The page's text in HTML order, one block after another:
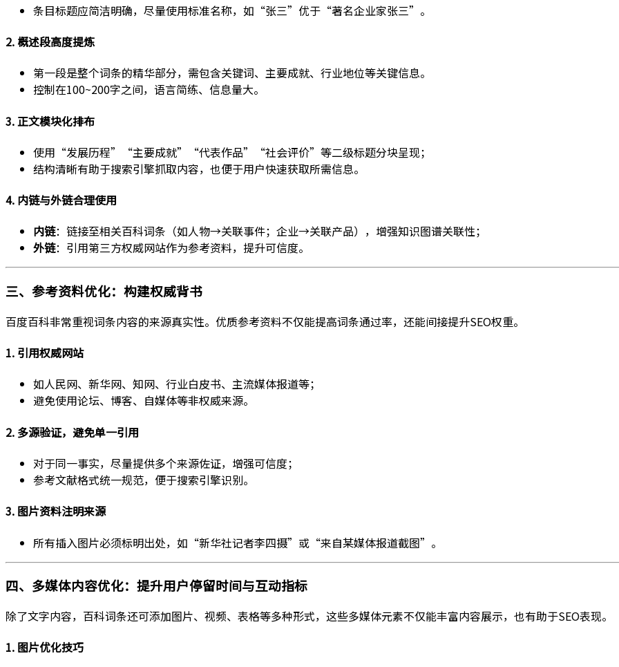
条目标题应简洁明确，尽量使用标准名称，如“张三”优于“著名企业家张三”。
2. 概述段高度提炼
第一段是整个词条的精华部分，需包含关键词、主要成就、行业地位等关键信息。
控制在100~200字之间，语言简练、信息量大。
3. 正文模块化排布
使用“发展历程”“主要成就”“代表作品”“社会评价”等二级标题分块呈现；
结构清晰有助于搜索引擎抓取内容，也便于用户快速获取所需信息。
4. 内链与外链合理使用
内链：链接至相关百科词条（如人物→关联事件；企业→关联产品），增强知识图谱关联性；
外链：引用第三方权威网站作为参考资料，提升可信度。
三、参考资料优化：构建权威背书
百度百科非常重视词条内容的来源真实性。优质参考资料不仅能提高词条通过率，还能间接提升SEO权重。
1. 引用权威网站
如人民网、新华网、知网、行业白皮书、主流媒体报道等；
避免使用论坛、博客、自媒体等非权威来源。
2. 多源验证，避免单一引用
对于同一事实，尽量提供多个来源佐证，增强可信度；
参考文献格式统一规范，便于搜索引擎识别。
3. 图片资料注明来源
所有插入图片必须标明出处，如“新华社记者李四摄”或“来自某媒体报道截图”。
四、多媒体内容优化：提升用户停留时间与互动指标
除了文字内容，百科词条还可添加图片、视频、表格等多种形式，这些多媒体元素不仅能丰富内容展示，也有助于SEO表现。
1. 图片优化技巧